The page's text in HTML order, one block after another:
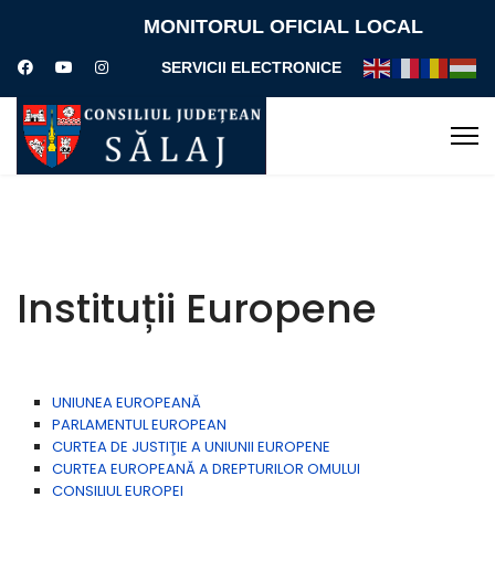
MONITORUL OFICIAL LOCAL
SERVICII ELECTRONICE
Instituții Europene
UNIUNEA EUROPEANĂ
PARLAMENTUL EUROPEAN
CURTEA DE JUSTIŢIE A UNIUNII EUROPENE
CURTEA EUROPEANĂ A DREPTURILOR OMULUI
CONSILIUL EUROPEI